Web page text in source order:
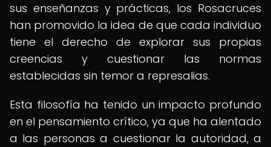
sus enseñanzas y prácticas, los Rosacruces
han promovido la idea de que cada individuo
tiene el derecho de explorar sus propias
creencias y cuestionar las normas
establecidas sin temor a represalias.
Esta filosofía ha tenido un impacto profundo
en el pensamiento crítico, ya que ha alentado
a las personas a cuestionar la autoridad, a